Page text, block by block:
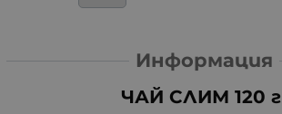
Информация
ЧАЙ СЛИМ 120 г